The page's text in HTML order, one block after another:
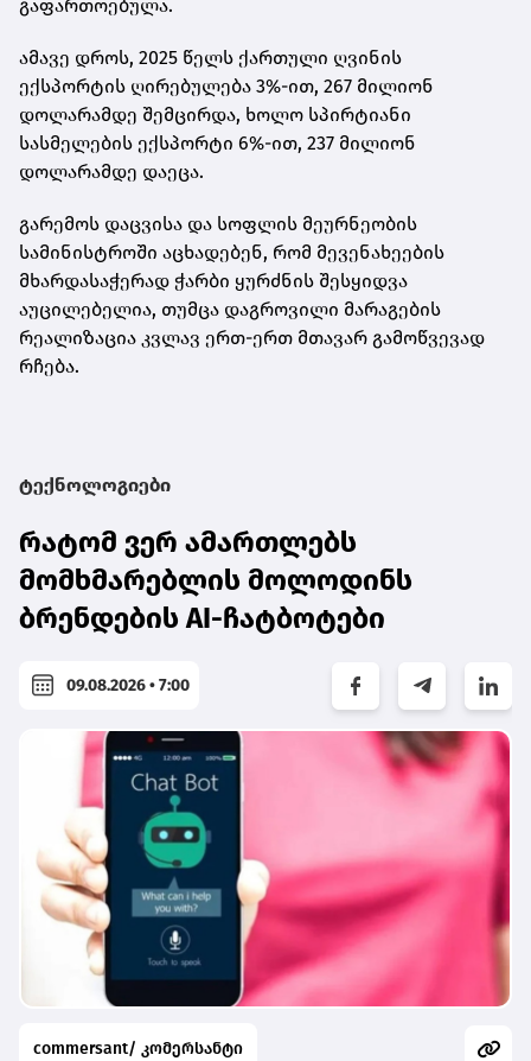
გაფართოებულა.
ამავე დროს, 2025 წელს ქართული ღვინის
ექსპორტის ღირებულება 3%-ით, 267 მილიონ
დოლარამდე შემცირდა, ხოლო სპირტიანი
სასმელების ექსპორტი 6%-ით, 237 მილიონ
დოლარამდე დაეცა.
გარემოს დაცვისა და სოფლის მეურნეობის
სამინისტროში აცხადებენ, რომ მევენახეების
მხარდასაჭერად ჭარბი ყურძნის შესყიდვა
აუცილებელია, თუმცა დაგროვილი მარაგების
რეალიზაცია კვლავ ერთ-ერთ მთავარ გამოწვევად
რჩება.
ტექნოლოგიები
რატომ ვერ ამართლებს
მომხმარებლის მოლოდინს
ბრენდების AI-ჩატბოტები
09.08.2026 • 7:00
commersant/ კომერსანტი